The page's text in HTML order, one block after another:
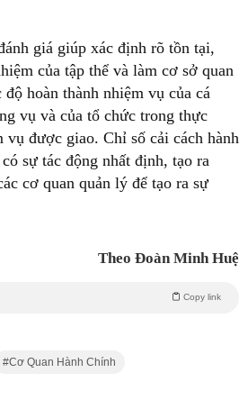
giá giúp xác định rõ tồn tại,
của tập thể và làm cơ sở quan
hoàn thành nhiệm vụ của cá
vụ và của tổ chức trong thực
vụ được giao. Chỉ số cải cách hành
sự tác động nhất định, tạo ra
cơ quan quản lý để tạo ra sự
Theo Đoàn Minh Huệ
Copy link
Cơ Quan Hành Chính